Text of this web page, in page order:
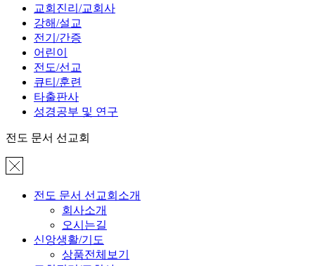
교회진리/교회사
강해/설교
전기/간증
어린이
전도/선교
큐티/훈련
타출판사
성경공부 및 연구
전도 문서 선교회
전도 문서 선교회소개
회사소개
오시는길
신앙생활/기도
상품전체보기